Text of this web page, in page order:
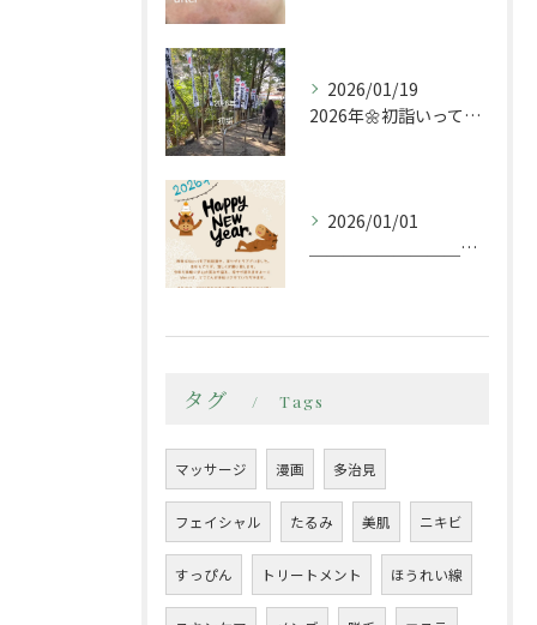
2026/01/19
2026年🌼初詣いってきましたー
2026/01/01
＿＿＿＿＿＿＿＿＿＿＿＿＿＿＿＿＿＿＿＿＿＿
タグ Tags
マッサージ 漫画 多治見
フェイシャル たるみ 美肌 ニキビ
すっぴん トリートメント ほうれい線